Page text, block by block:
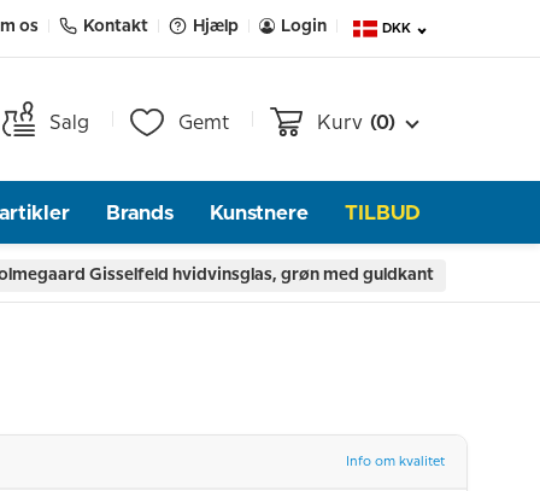
os Kontakt Hjælp Login DKK
Salg Gemt Kurv (0)
Brands Kunstnere TILBUD
Gisselfeld hvidvinsglas, grøn med guldkant
Info om kvalitet